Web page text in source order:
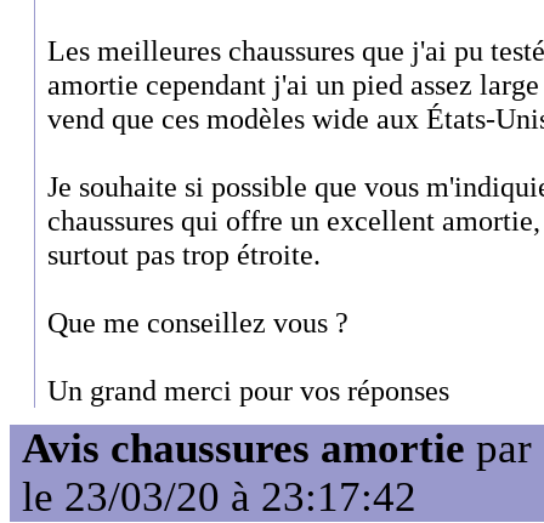
Les meilleures chaussures que j'ai pu
amortie cependant j'ai un pied assez
vend que ces modèles wide aux États-
Je souhaite si possible que vous
chaussures qui offre un excellent
surtout pas trop étroite.
Que me conseillez vous ?
Un grand merci pour vos réponses
Avis chaussures amortie par
le 23/03/20 à 23:17:42